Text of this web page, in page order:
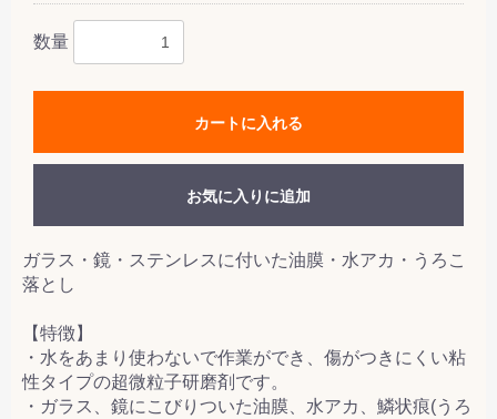
数量
カートに入れる
お気に入りに追加
ガラス・鏡・ステンレスに付いた油膜・水アカ・うろこ
落とし
【特徴】
・水をあまり使わないで作業ができ、傷がつきにくい粘
性タイプの超微粒子研磨剤です。
・ガラス、鏡にこびりついた油膜、水アカ、鱗状痕(うろ